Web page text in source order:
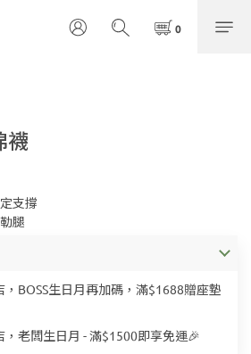
襪
支撐
腿
，BOSS生日月再加碼，滿$1688贈座墊
，老闆生日月 - 滿$1500即享免運🎉